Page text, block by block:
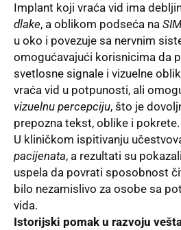
Implant koji vraća vid ima
dlake, a oblikom podseća na
u oko i povezuje sa nervnim
omogućavajući korisnicima da
svetlosne signale i vizuelne
vraća vid u potpunosti, ali
vizuelnu percepciju, što je
prepozna tekst, oblike i pokrete.
U kliničkom ispitivanju
pacijenata, a rezultati su
uspela da povrati sposobnost
bilo nezamislivo za osobe sa
vida.
Istorijski pomak u razvoju